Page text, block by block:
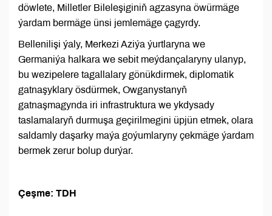
döwlete, Milletler Bileleşiginiň agzasyna öwürmäge
ýardam bermäge ünsi jemlemäge çagyrdy.
Bellenilişi ýaly, Merkezi Aziýa ýurtlaryna we
Germaniýa halkara we sebit meýdançalaryny ulanyp,
bu wezipelere tagallalary gönükdirmek, diplomatik
gatnaşyklary ösdürmek, Owganystanyň
gatnaşmagynda iri infrastruktura we ykdysady
taslamalaryň durmuşa geçirilmegini üpjün etmek, olara
saldamly daşarky maýa goýumlaryny çekmäge ýardam
bermek zerur bolup durýar.
Çeşme: TDH